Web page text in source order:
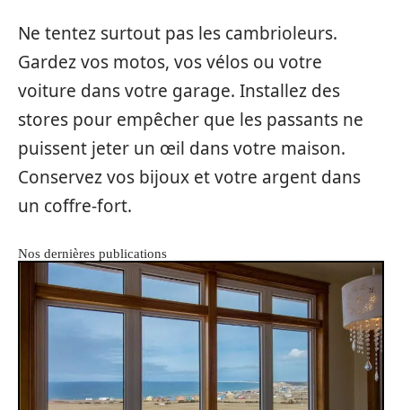
Ne tentez surtout pas les cambrioleurs.
Gardez vos motos, vos vélos ou votre
voiture dans votre garage. Installez des
stores pour empêcher que les passants ne
puissent jeter un œil dans votre maison.
Conservez vos bijoux et votre argent dans
un coffre-fort.
Nos dernières publications